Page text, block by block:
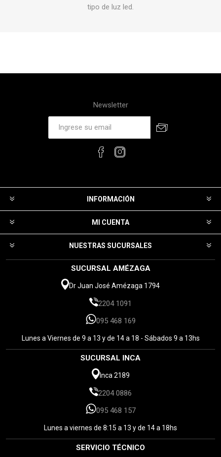
tipo de luz led.
Newsletter
INFORMACIÓN
MI CUENTA
NUESTRAS SUCURSALES
SUCURSAL AMÉZAGA
Dr Juan José Amézaga 1794
2204 1091
095 468 169
Lunes a Viernes de 9 a 13 y de 14 a 18 - Sábados 9 a 13hs
SUCURSAL INCA
Inca 2189
2204 0886
095 468 157
Lunes a viernes de 8:15 a 13 y de 14 a 18hs
SERVICIO TÉCNICO